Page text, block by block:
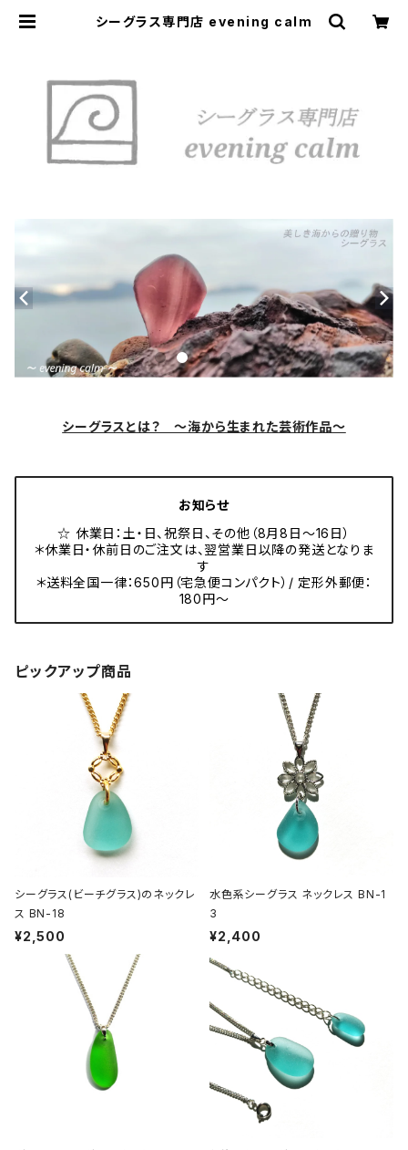
シーグラス専門店 evening calm
シーグラスとは？ ～海から生まれた芸術作品～
お知らせ
☆ 休業日：土・日、祝祭日、その他（8月8日～16日）
＊休業日・休前日のご注文は、翌営業日以降の発送となりま
す
＊送料全国一律：650円（宅急便コンパクト）/ 定形外郵便：
180円～
ピックアップ商品
シーグラス(ビーチグラス)のネックレ
ス BN-18
¥2,500
水色系シーグラス ネックレス BN-1
3
¥2,400